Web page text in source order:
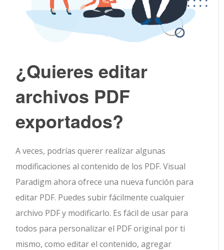
¿Quieres editar
archivos PDF
exportados?
A veces, podrías querer realizar algunas
modificaciones al contenido de los PDF. Visual
Paradigm ahora ofrece una nueva función para
editar PDF. Puedes subir fácilmente cualquier
archivo PDF y modificarlo. Es fácil de usar para
todos para personalizar el PDF original por ti
mismo, como editar el contenido, agregar